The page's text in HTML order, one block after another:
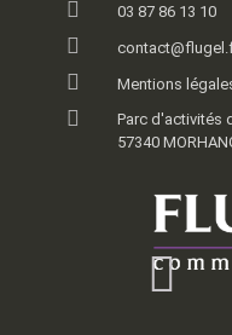
03 87 86 13 10
Mentions
Parc d'activités
57340